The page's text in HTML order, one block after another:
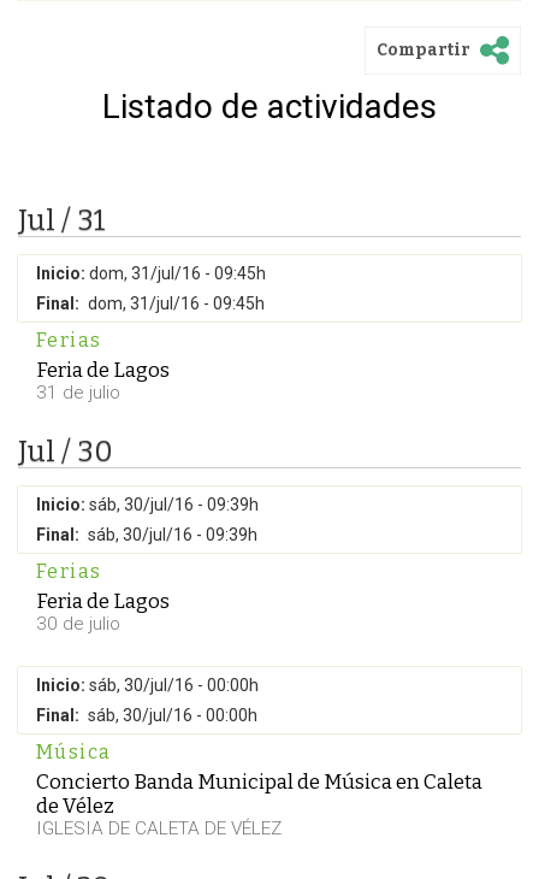
Compartir
Listado de actividades
Jul / 31
Inicio: dom, 31/jul/16 - 09:45h
Final: dom, 31/jul/16 - 09:45h
Ferias
Feria de Lagos
31 de julio
Jul / 30
Inicio: sáb, 30/jul/16 - 09:39h
Final: sáb, 30/jul/16 - 09:39h
Ferias
Feria de Lagos
30 de julio
Inicio: sáb, 30/jul/16 - 00:00h
Final: sáb, 30/jul/16 - 00:00h
Música
Concierto Banda Municipal de Música en Caleta
de Vélez
IGLESIA DE CALETA DE VÉLEZ